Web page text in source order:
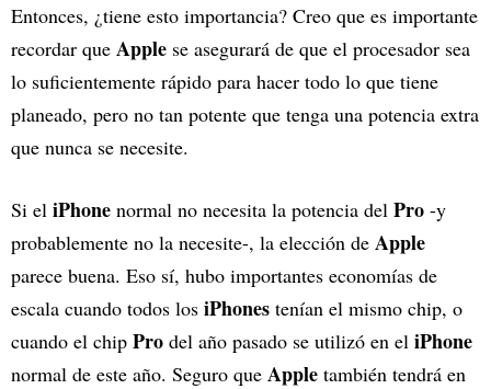
Entonces, ¿tiene esto importancia? Creo que es importante
recordar que Apple se asegurará de que el procesador sea
lo suficientemente rápido para hacer todo lo que tiene
planeado, pero no tan potente que tenga una potencia extra
que nunca se necesite.
Si el iPhone normal no necesita la potencia del Pro -y
probablemente no la necesite-, la elección de Apple
parece buena. Eso sí, hubo importantes economías de
escala cuando todos los iPhones tenían el mismo chip, o
cuando el chip Pro del año pasado se utilizó en el iPhone
normal de este año. Seguro que Apple también tendrá en